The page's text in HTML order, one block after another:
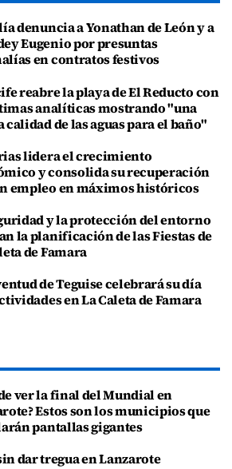
denuncia a Yonathan de León y a
Eugenio por presuntas
en contratos festivos
reabre la playa de El Reducto con
analíticas mostrando "una
calidad de las aguas para el baño"
lidera el crecimiento
y consolida su recuperación
empleo en máximos históricos
y la protección del entorno
la planificación de las Fiestas de
de Famara
de Teguise celebrará su día
en La Caleta de Famara
ver la final del Mundial en
Estos son los municipios que
pantallas gigantes
dar tregua en Lanzarote